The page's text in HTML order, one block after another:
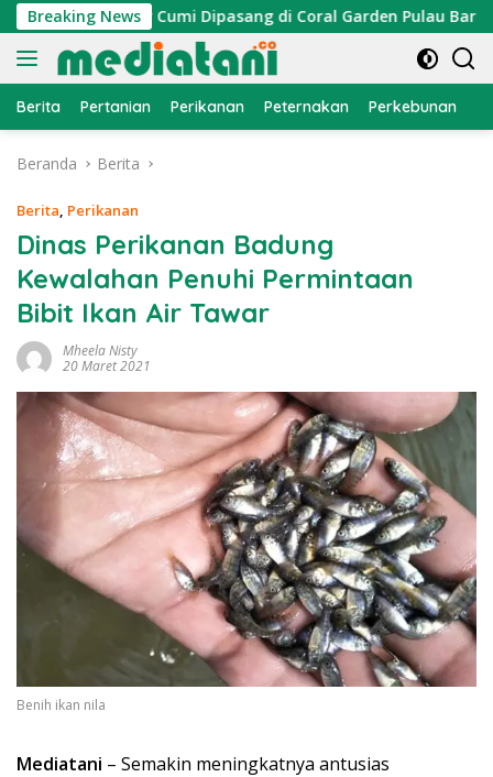
Langsung
ke
konten
Breaking News
Atraktor Cumi Dipasang di Coral Garden Pulau Barrang
Berita Pertanian Perikanan Peternakan Perkebunan
Beranda Berita
Berita, Perikanan
Dinas Perikanan Badung
Kewalahan Penuhi Permintaan
Bibit Ikan Air Tawar
Mheela Nisty
20 Maret 2021
Benih ikan nila
Mediatani – Semakin meningkatnya antusias